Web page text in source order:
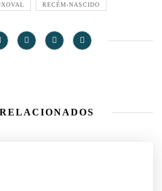
RECÉM-NASCIDO